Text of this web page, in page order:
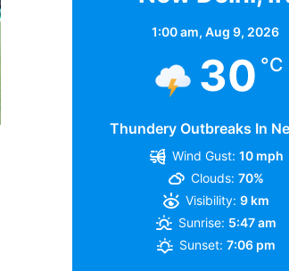
1:00 am, Aug 9, 2026
30 °C
Thundery Outbreaks In
Wind Gust: 10 mph
Clouds: 70%
Visibility: 9 km
Sunrise: 5:47 am
Sunset: 7:06 pm